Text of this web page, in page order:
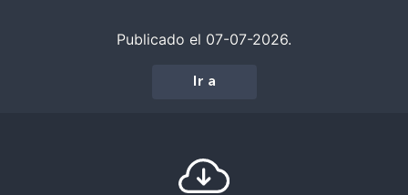
Publicado el 07-07-2026.
Ir a